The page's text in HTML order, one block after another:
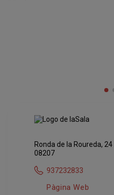
Ronda de la Roureda, 24
08207
937232833
Pàgina Web